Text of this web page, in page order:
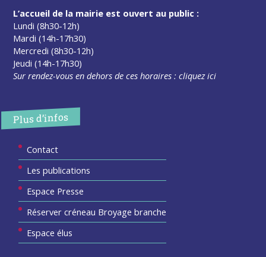
L’accueil de la mairie est ouvert au public :
Lundi (8h30-12h)
Mardi (14h-17h30)
Mercredi (8h30-12h)
Jeudi (14h-17h30)
Sur rendez-vous en dehors de ces horaires :cliquez ici
Plus d’infos
Contact
Les publications
Espace Presse
Réserver créneau Broyage branche
Espace élus